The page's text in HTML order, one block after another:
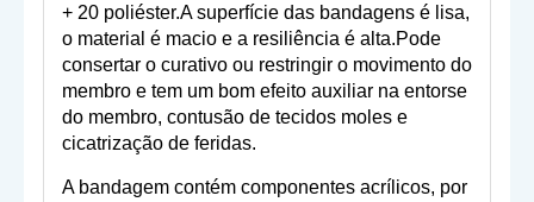
+ 20 poliéster.A superfície das bandagens é lisa,
o material é macio e a resiliência é alta.Pode
consertar o curativo ou restringir o movimento do
membro e tem um bom efeito auxiliar na entorse
do membro, contusão de tecidos moles e
cicatrização de feridas.
A bandagem contém componentes acrílicos, por